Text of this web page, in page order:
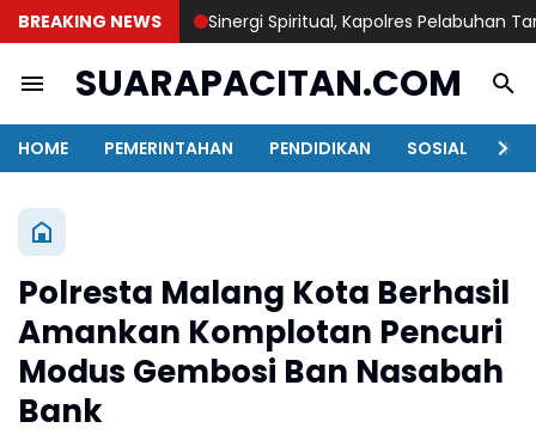
BREAKING NEWSSinergi Spiritual, Kapolres Pelabuhan Tanjung
SUARAPACITAN.COM
HOME PEMERINTAHAN PENDIDIKAN SOSIAL
Polresta Malang Kota Berhasil
Amankan Komplotan Pencuri
Modus Gembosi Ban Nasabah
Bank